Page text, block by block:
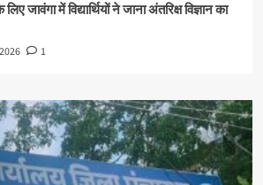
जावंगा में विद्यार्थियों ने जाना अंतरिक्ष विज्ञान का
1